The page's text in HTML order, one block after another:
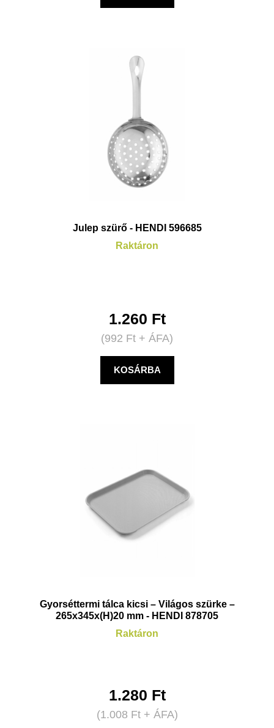
Julep szürő - HENDI 596685
Raktáron
1.260 Ft
(992 Ft + ÁFA)
KOSÁRBA
Gyorséttermi tálca kicsi – Világos szürke –
265x345x(H)20 mm - HENDI 878705
Raktáron
1.280 Ft
(1.008 Ft+ ÁFA)